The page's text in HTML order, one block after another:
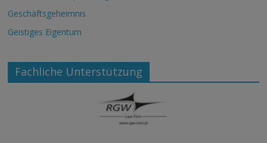
Geschäftsgeheimnis
Geistiges Eigentum
Fachliche Unterstützung